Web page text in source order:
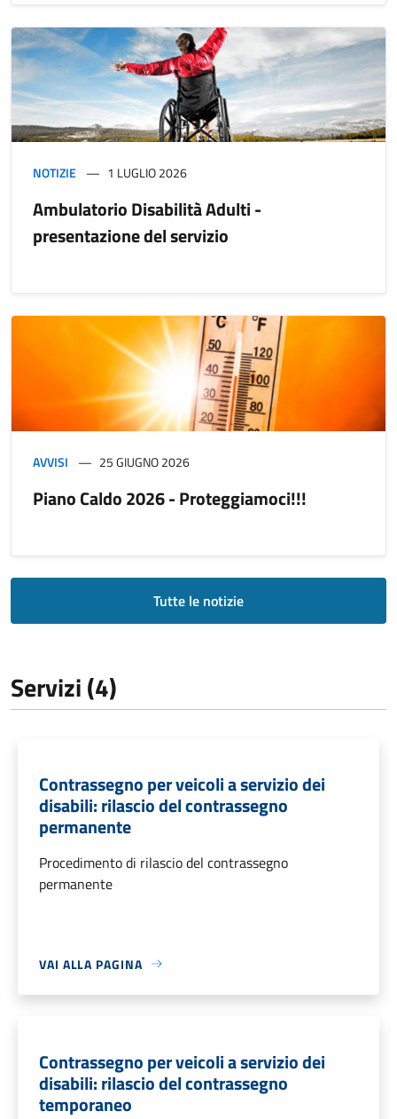
NOTIZIE 1 LUGLIO 2026
Ambulatorio Disabilità Adulti -
presentazione del servizio
AVVISI 25 GIUGNO 2026
Piano Caldo 2026 - Proteggiamoci!!!
Tutte le notizie
Servizi (4)
Contrassegno per veicoli a servizio dei
disabili: rilascio del contrassegno
permanente
Procedimento di rilascio del contrassegno
permanente
VAI ALLA PAGINA
Contrassegno per veicoli a servizio dei
disabili: rilascio del contrassegno
temporaneo